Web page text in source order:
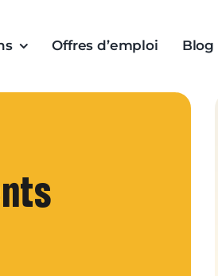
Offres d’emploi Blog